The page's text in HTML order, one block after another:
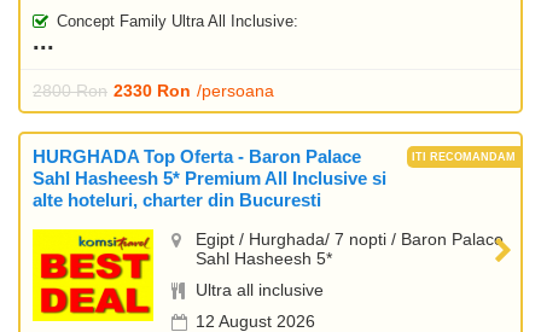
Concept Family Ultra All Inclusive:
2800 Ron 2330 Ron /persoana
HURGHADA Top Oferta - Baron Palace
Sahl Hasheesh 5* Premium All Inclusive si
alte hoteluri, charter din Bucuresti
Egipt / Hurghada/ 7 nopti / Baron Palace
Sahl Hasheesh 5*
Ultra all inclusive
12 August 2026